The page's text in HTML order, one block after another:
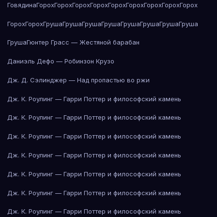
ГовядинаГорохГорохГорохГорохГорохГорохГорохГорохГорох
ГорохГорохГрушаГрушаГрушаГрушаГрушаГрушаГрушаГруша
ГрушаГюнтер Грасс — Жестяной барабан
Даниэль Дефо — Робинзон Крузо
Дж. Д. Сэлинджер — Над пропастью во ржи
Дж. К. Роулинг — Гарри Поттер и философский камень
Дж. К. Роулинг — Гарри Поттер и философский камень
Дж. К. Роулинг — Гарри Поттер и философский камень
Дж. К. Роулинг — Гарри Поттер и философский камень
Дж. К. Роулинг — Гарри Поттер и философский камень
Дж. К. Роулинг — Гарри Поттер и философский камень
Дж. К. Роулинг — Гарри Поттер и философский камень